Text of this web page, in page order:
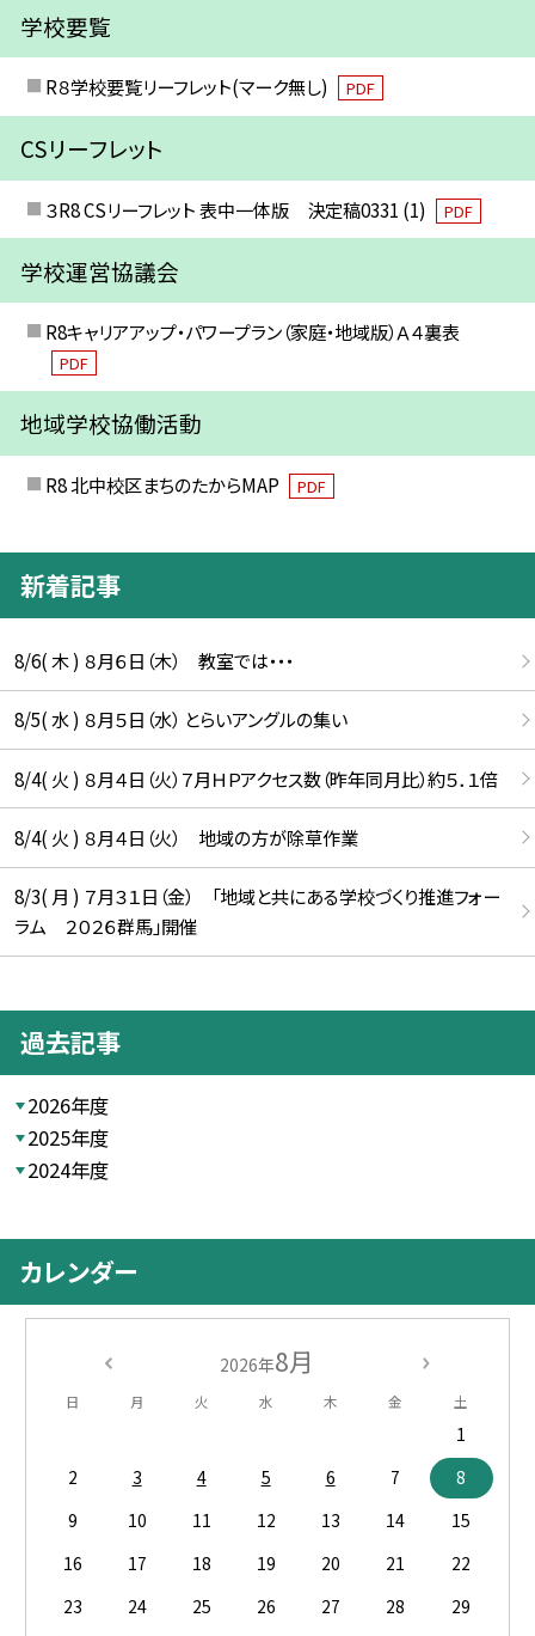
学校要覧
R８学校要覧リーフレット(マーク無し) PDF
CSリーフレット
３R8 CSリーフレット 表中一体版 決定稿0331 (1) PDF
学校運営協議会
R8キャリアアップ・パワープラン（家庭・地域版）Ａ４裏表
PDF
地域学校協働活動
R8 北中校区まちのたからMAP PDF
新着記事
8/6( 木 ) ８月６日（木） 教室では・・・
8/5( 水 ) ８月５日（水） とらいアングルの集い
8/4( 火 ) ８月４日（火）７月ＨＰアクセス数（昨年同月比）約５．１倍
8/4( 火 ) ８月４日（火） 地域の方が除草作業
8/3( 月 ) ７月３１日（金） 「地域と共にある学校づくり推進フォー
ラム ２０２６群馬」開催
過去記事
2026年度
2025年度
2024年度
カレンダー
2026年8月
日 月 火 水 木 金 土
1
2
3 4 5 6 7
8
9
10 11 12 13 14
15
16
17 18 19 20 21
22
23
24 25 26 27 28
29